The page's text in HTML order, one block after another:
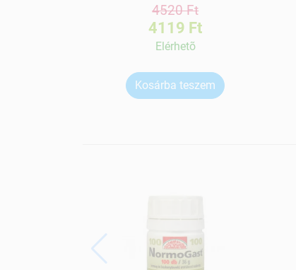
4520 Ft
4119 Ft
Elérhetõ
Kosárba teszem